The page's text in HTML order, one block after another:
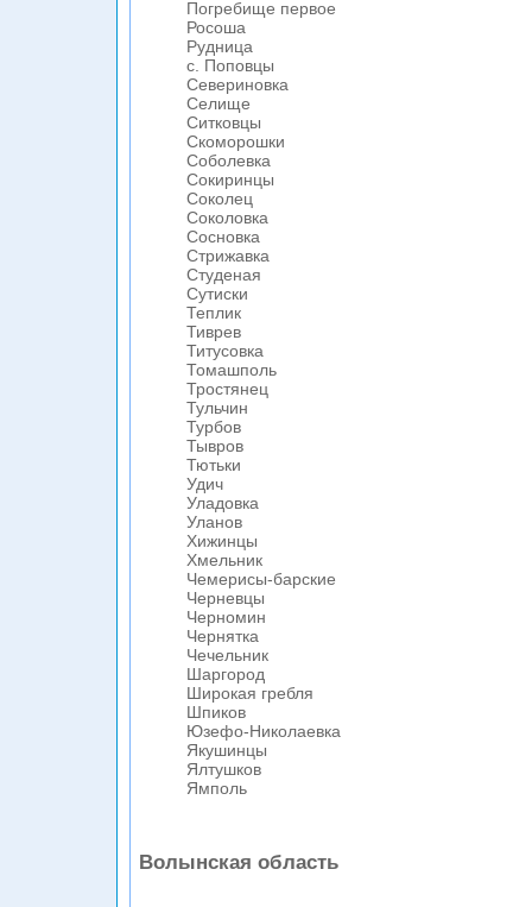
Погребище первое
Росоша
Рудница
с. Поповцы
Севериновка
Селище
Ситковцы
Скоморошки
Соболевка
Сокиринцы
Соколец
Соколовка
Сосновка
Стрижавка
Студеная
Сутиски
Теплик
Тиврев
Титусовка
Томашполь
Тростянец
Тульчин
Турбов
Тывров
Тютьки
Удич
Уладовка
Уланов
Хижинцы
Хмельник
Чемерисы-барские
Черневцы
Черномин
Чернятка
Чечельник
Шаргород
Широкая гребля
Шпиков
Юзефо-Николаевка
Якушинцы
Ялтушков
Ямполь
Волынская область